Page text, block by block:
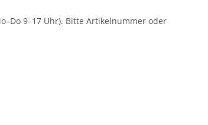
9–17 Uhr). Bitte Artikelnummer oder